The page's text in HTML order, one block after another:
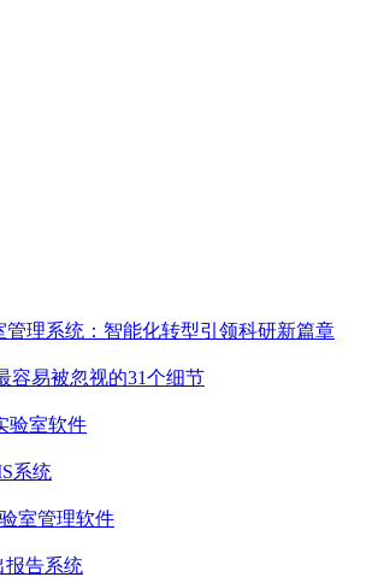
管理系统：智能化转型引领科研新篇章
容易被忽视的31个细节
验室软件
系统
室管理软件
报告系统